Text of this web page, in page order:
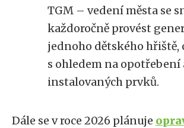
TGM – vedení města se
každoročně provést
jednoho dětského hřiště,
s ohledem na opotřebení
instalovaných prvků.
Dále se v roce 2026 plánuje